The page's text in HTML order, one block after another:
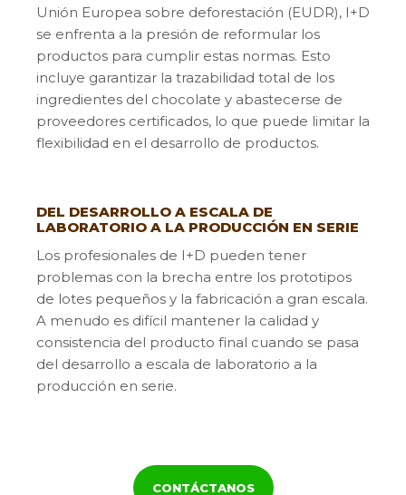
Unión Europea sobre deforestación (EUDR), I+D
se enfrenta a la presión de reformular los
productos para cumplir estas normas. Esto
incluye garantizar la trazabilidad total de los
ingredientes del chocolate y abastecerse de
proveedores certificados, lo que puede limitar la
flexibilidad en el desarrollo de productos.
DEL DESARROLLO A ESCALA DE
LABORATORIO A LA PRODUCCIÓN EN SERIE
Los profesionales de I+D pueden tener
problemas con la brecha entre los prototipos
de lotes pequeños y la fabricación a gran escala.
A menudo es difícil mantener la calidad y
consistencia del producto final cuando se pasa
del desarrollo a escala de laboratorio a la
producción en serie.
CONTÁCTANOS